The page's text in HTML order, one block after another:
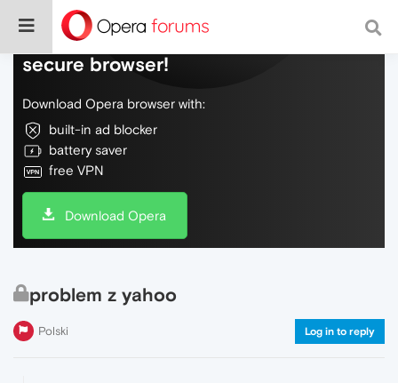
Do more on the web, with a fast and
secure browser!
Download Opera browser with:
built-in ad blocker
battery saver
free VPN
Download Opera
problem z yahoo
Polski Log in to reply